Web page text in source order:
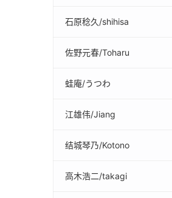
石原稔久/shihisa
佐野元春/Toharu
蛙庵/うつわ
江雄伟/Jiang
结城琴乃/Kotono
高木浩二/takagi